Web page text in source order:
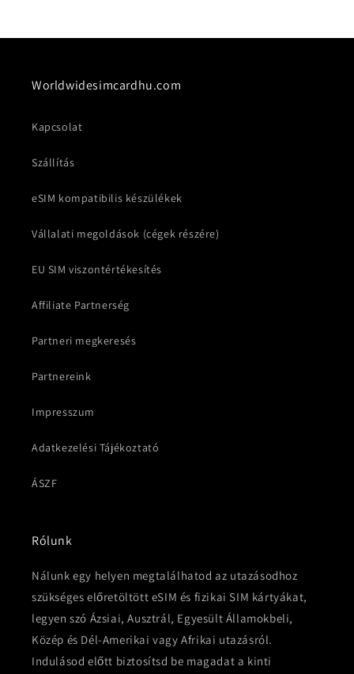
Worldwidesimcardhu.com
Kapcsolat
Szállítás
eSIM kompatibilis készülékek
Vállalati megoldások (cégek részére)
EU SIM viszontértékesítés
Affiliate Partnerség
Partneri megkeresés
Partnereink
Impresszum
Adatkezelési Tájékoztató
ÁSZF
Rólunk
Nálunk egy helyen megtalálhatod az utazásodhoz
szükséges előretöltött eSIM és fizikai SIM kártyákat,
legyen szó Ázsiai, Ausztrál, Egyesült Államokbeli,
Közép és Dél-Amerikai vagy Afrikai utazásról.
Indulásod előtt biztosítsd be magadat a kinti